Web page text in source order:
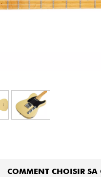
Voir nos
COMMENT CHOISIR SA